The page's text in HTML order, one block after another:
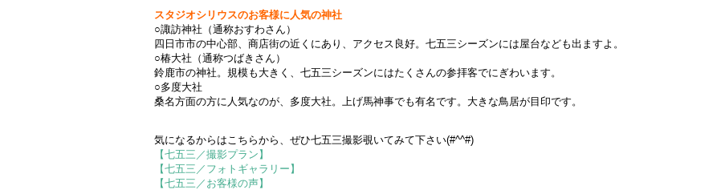
スタジオシリウスのお客様に人気の神社
○諏訪神社（通称おすわさん）
四日市市の中心部、商店街の近くにあり、アクセス良好。七五三シーズンには屋台なども出ますよ。
○椿大社（通称つばきさん）
鈴鹿市の神社。規模も大きく、七五三シーズンにはたくさんの参拝客でにぎわいます。
○多度大社
桑名方面の方に人気なのが、多度大社。上げ馬神事でも有名です。大きな鳥居が目印です。
気になるからはこちらから、ぜひ七五三撮影覗いてみて下さい(#^^#)
【七五三／撮影プラン】
【七五三／フォトギャラリー】
【七五三／お客様の声】